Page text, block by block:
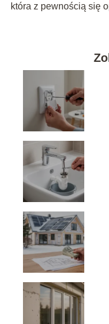
która z pewnością się